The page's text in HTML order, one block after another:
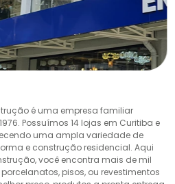
é uma empresa familiar
Possuímos 14 lojas em Curitiba e
uma ampla variedade de
e construção residencial. Aqui
você encontra mais de mil
pisos, ou revestimentos